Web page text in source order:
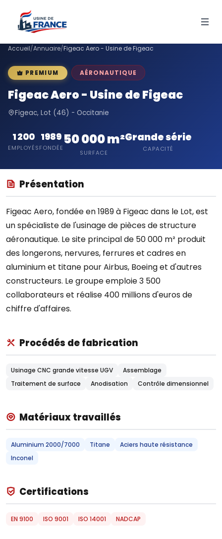
Accueil/Annuaire/Figeac Aero - Usine de Figeac
PREMIUM AÉRONAUTIQUE
Figeac Aero - Usine de Figeac
Figeac, Lot (46) - Occitanie
1 200
EMPLOYÉS
1989
FONDÉE
50 000 m²
SURFACE
Grande série
CAPACITÉ
Présentation
Figeac Aero, fondée en 1989 à Figeac dans le Lot, est
un spécialiste de l'usinage de pièces de structure
aéronautique. Le site principal de 50 000 m² produit
des longerons, nervures, ferrures et cadres en
aluminium et titane pour Airbus, Boeing et d'autres
constructeurs. Le groupe emploie 3 500
collaborateurs et réalise 400 millions d'euros de
chiffre d'affaires.
Procédés de fabrication
Usinage CNC grande vitesse UGV
Assemblage
Traitement de surface
Anodisation Contrôle dimensionnel
Matériaux travaillés
Aluminium 2000/7000 Titane
Aciers haute résistance
Inconel
Certifications
EN 9100 ISO 9001 ISO 14001 NADCAP